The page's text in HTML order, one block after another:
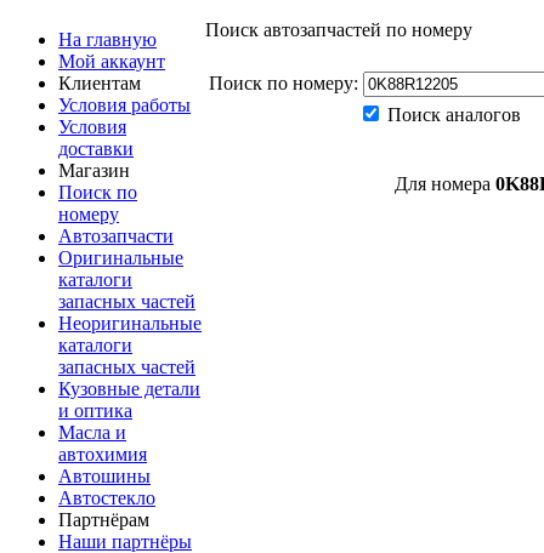
На главную
Мой аккаунт
Клиентам
Условия работы
Условия
доставки
Магазин
Поиск по
номеру
Автозапчасти
Оригинальные
каталоги
запасных частей
Неоригинальные
каталоги
запасных частей
Кузовные детали
и оптика
Масла и
автохимия
Автошины
Автостекло
Партнёрам
Наши партнёры
Поиск автозапчастей по номеру
Поиск по номеру:
Поиск аналогов
Для номера